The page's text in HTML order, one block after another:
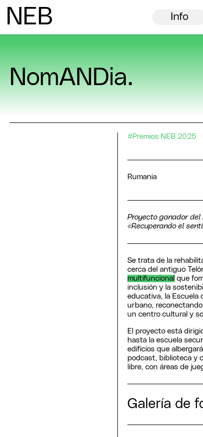
N ew
European
B Info
NomANDia.
#Premios NEB 2025
Rumanía
Proyecto ganador del
«Recuperando el
Se trata de la
cerca del antiguo
multifuncional que
inclusión y la
educativa, la Escuela
urbano,
un centro cultural y
El proyecto está
hasta la escuela
edificios que
podcast, biblioteca y
libre, con áreas de
Galería de